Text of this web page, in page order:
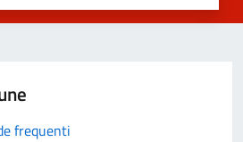
frequenti